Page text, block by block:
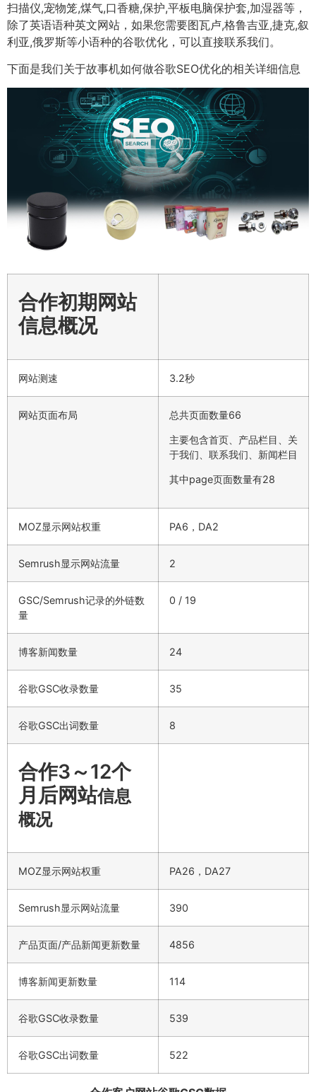
扫描仪,宠物笼,煤气,口香糖,保护,平板电脑保护套,加湿器等，
除了英语语种英文网站，如果您需要图瓦卢,格鲁吉亚,捷克,叙
利亚,俄罗斯等小语种的谷歌优化，可以直接联系我们。
下面是我们关于故事机如何做谷歌SEO优化的相关详细信息
合作初期网站
信息概况
网站测速 3.2秒
网站页面布局 总共页面数量66
主要包含首页、产品栏目、关
于我们、联系我们、新闻栏目
其中page页面数量有28
MOZ显示网站权重 PA6，DA2
Semrush显示网站流量 2
GSC/Semrush记录的外链数
量
0 / 19
博客新闻数量 24
谷歌GSC收录数量 35
谷歌GSC出词数量 8
合作3～12个
月后网站信息
概况
MOZ显示网站权重 PA26，DA27
Semrush显示网站流量 390
产品页面/产品新闻更新数量 4856
博客新闻更新数量 114
谷歌GSC收录数量 539
谷歌GSC出词数量 522